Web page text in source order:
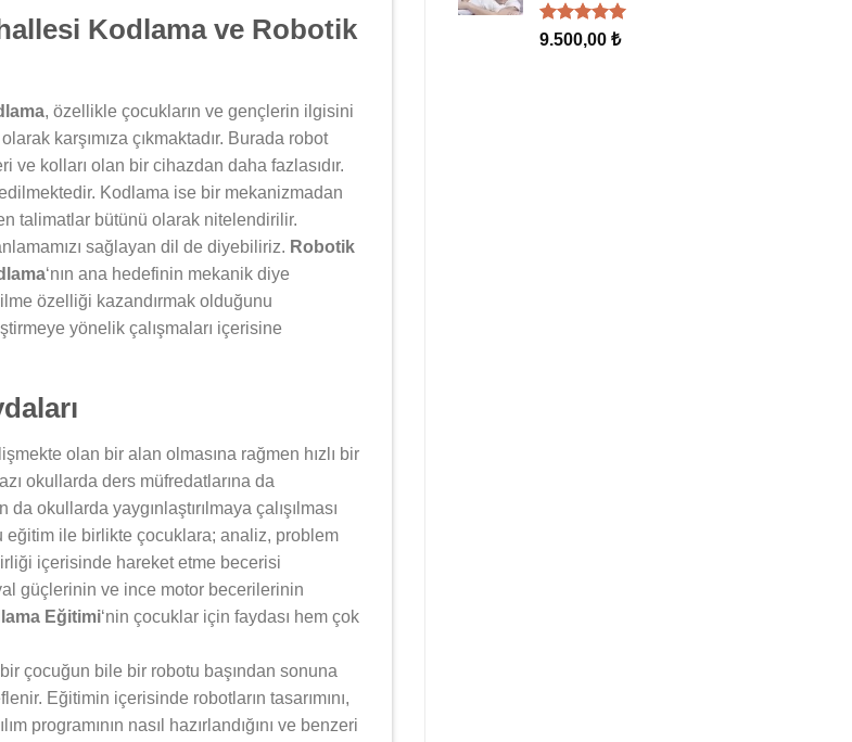
Kodlama ve Robotik
, özellikle çocukların ve gençlerin ilgisini
karşımıza çıkmaktadır. Burada robot
kolları olan bir cihazdan daha fazlasıdır.
Kodlama ise bir mekanizmadan
talimatlar bütünü olarak nitelendirilir.
sağlayan dil de diyebiliriz. Robotik
‘nın ana hedefinin mekanik diye
özelliği kazandırmak olduğunu
yönelik çalışmaları içerisine
olan bir alan olmasına rağmen hızlı bir
okullarda ders müfredatlarına da
da okullarda yaygınlaştırılmaya çalışılması
eğitim ile birlikte çocuklara; analiz, problem
içerisinde hareket etme becerisi
güçlerinin ve ince motor becerilerinin
Eğitimi‘nin çocuklar için faydası hem çok
çocuğun bile bir robotu başından sonuna
Eğitimin içerisinde robotların tasarımını,
programının nasıl hazırlandığını ve benzeri
5 üzerinden
oy
9.500,00 ₺